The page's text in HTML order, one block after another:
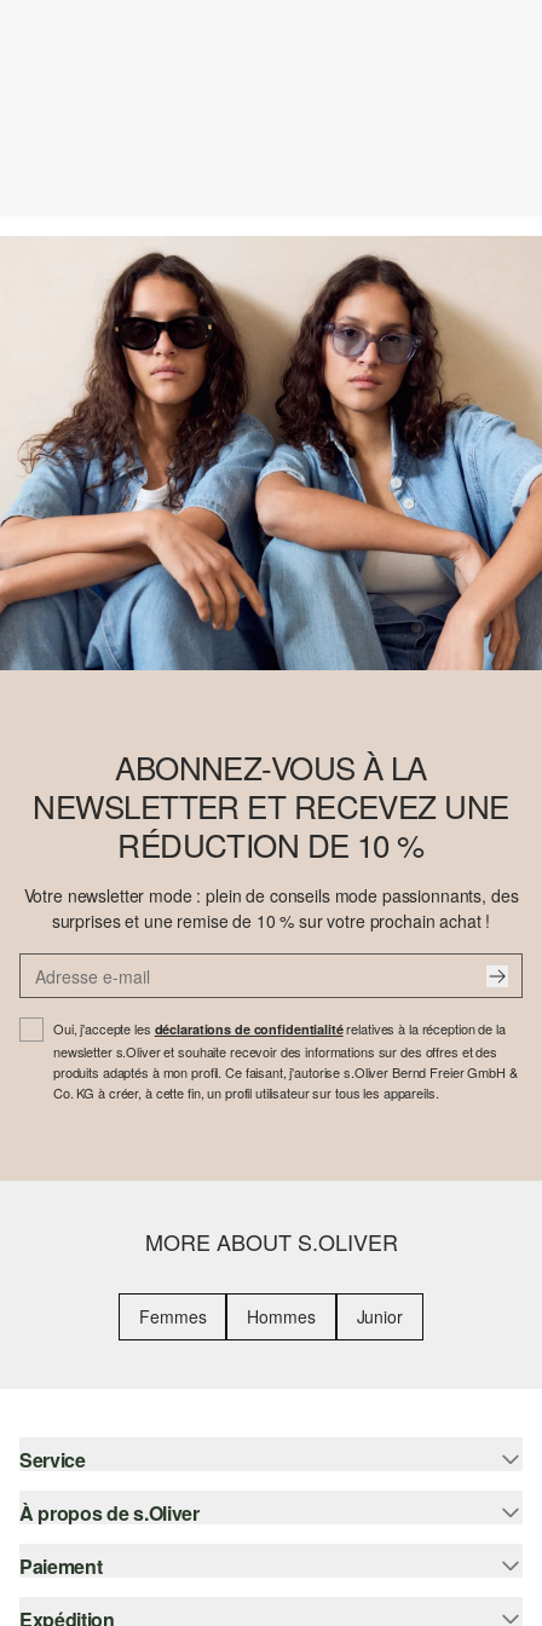
ABONNEZ-VOUS À LA
NEWSLETTER ET RECEVEZ UNE
RÉDUCTION DE 10 %
Votre newsletter mode : plein de conseils mode passionnants, des
surprises et une remise de 10 % sur votre prochain achat !
Oui, j'accepte les déclarations de confidentialitérelatives à la réception de la
newsletter s.Oliver et souhaite recevoir des informations sur des offres et des
produits adaptés à mon profil. Ce faisant, j'autorise s.Oliver Bernd Freier GmbH &
Co. KG à créer, à cette fin, un profil utilisateur sur tous les appareils.
MORE ABOUT S.OLIVER
Femmes Hommes Junior
Service
Aide - FAQ
À propos de s.Oliver
S'abonner à la Newsletter
s.Oliver Card
Paiement
Sur facture
Expédition